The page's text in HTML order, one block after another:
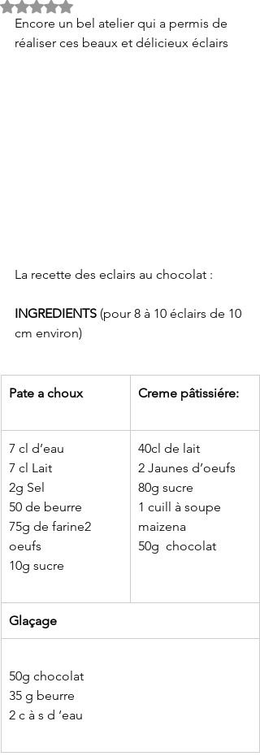
Noté NaN étoiles sur 5.
Encore un bel atelier qui a permis de
réaliser ces beaux et délicieux éclairs
La recette des eclairs au chocolat :
INGREDIENTS (pour 8 à 10 éclairs de 10
cm environ)
Pate a choux Creme pâtissiére:
7 cl d’eau
7 cl Lait
2g Sel
50 de beurre
75g de farine2
oeufs
10g sucre
40cl de lait
2 Jaunes d’oeufs
80g sucre
1 cuill à soupe
maizena
50g  chocolat
Glaçage
50g chocolat
35 g beurre
2 c à s d ‘eau